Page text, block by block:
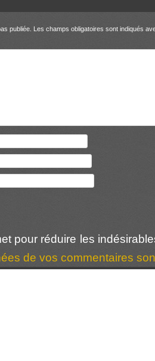
publiée. Les champs obligatoires sont indiqués
pour réduire les
de vos commentaires